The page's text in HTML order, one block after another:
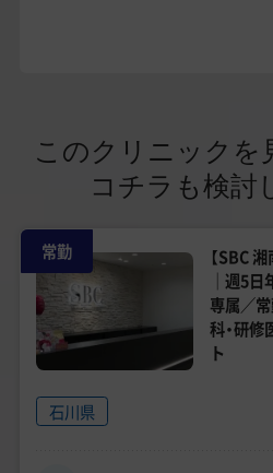
このクリニックを
コチラも検討
常勤
【SBC
｜週5
専属／
科・研
ト
石川県